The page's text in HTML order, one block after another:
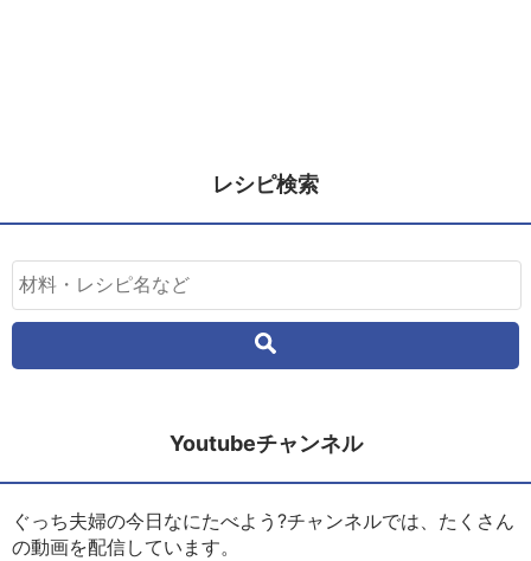
レシピ検索
Youtubeチャンネル
ぐっち夫婦の今日なにたべよう?チャンネルでは、たくさん
の動画を配信しています。